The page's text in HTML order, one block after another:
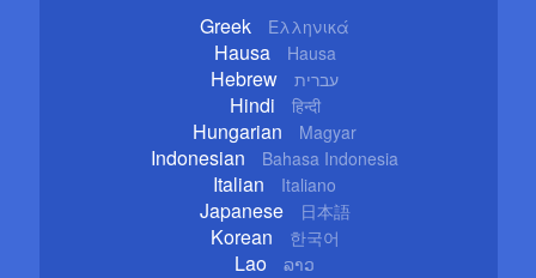
Greek Ελληνικά
Hausa Hausa
Hebrew עברית
Hindi हिन्दी
Hungarian Magyar
Indonesian Bahasa Indonesia
Italian Italiano
Japanese 日本語
Korean 한국어
Lao ລາວ